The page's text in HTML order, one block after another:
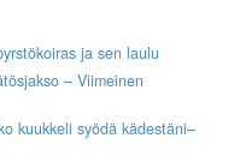
ja sen laulu
– Viimeinen
kuukkeli syödä kädestäni–